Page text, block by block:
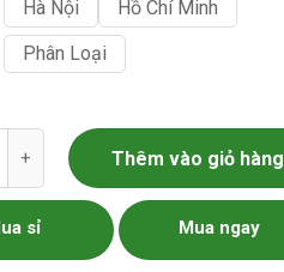
Hà Nội
Hồ Chí Minh
Phân Loại
riềng số lượng
Thêm vào giỏ hàng
sỉ Mua ngay